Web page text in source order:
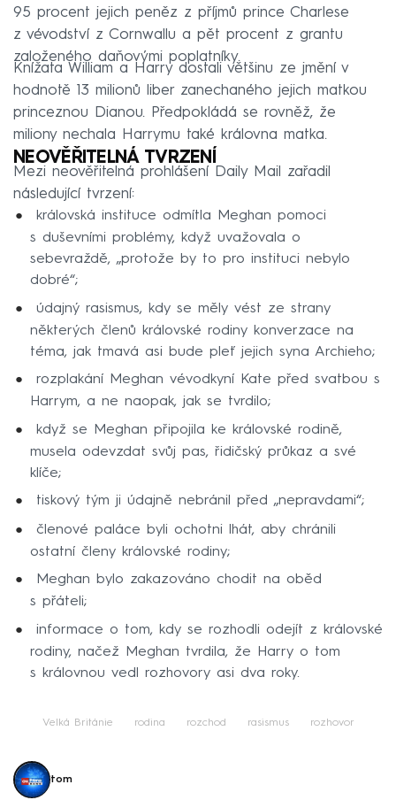
95 procent jejich peněz z příjmů prince Charlese
z vévodství z Cornwallu a pět procent z grantu
založeného daňovými poplatníky.
Knížata William a Harry dostali většinu ze jmění v
hodnotě 13 milionů liber zanechaného jejich matkou
princeznou Dianou. Předpokládá se rovněž, že
miliony nechala Harrymu také královna matka.
NEOVĚŘITELNÁ TVRZENÍ
Mezi neověřitelná prohlášení Daily Mail zařadil
následující tvrzení:
královská instituce odmítla Meghan pomoci
s duševními problémy, když uvažovala o
sebevraždě, „protože by to pro instituci nebylo
dobré“;
údajný rasismus, kdy se měly vést ze strany
některých členů královské rodiny konverzace na
téma, jak tmavá asi bude pleť jejich syna Archieho;
rozplakání Meghan vévodkyní Kate před svatbou s
Harrym, a ne naopak, jak se tvrdilo;
když se Meghan připojila ke královské rodině,
musela odevzdat svůj pas, řidičský průkaz a své
klíče;
tiskový tým ji údajně nebránil před „nepravdami“;
členové paláce byli ochotni lhát, aby chránili
ostatní členy královské rodiny;
Meghan bylo zakazováno chodit na oběd
s přáteli;
informace o tom, kdy se rozhodli odejít z královské
rodiny, načež Meghan tvrdila, že Harry o tom
s královnou vedl rozhovory asi dva roky.
Velká Británie rodina rozchod rasismus rozhovor
tom